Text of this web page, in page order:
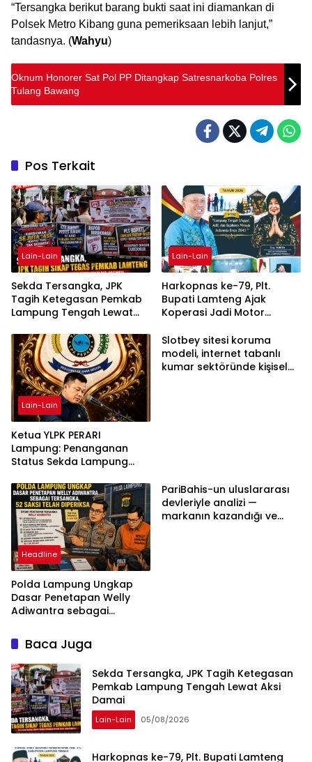
“Tersangka berikut barang bukti saat ini diamankan di
Polsek Metro Kibang guna pemeriksaan lebih lanjut,”
tandasnya. (Wahyu)
Oknum Honorer Sat Pol PP Ditangkap Satresnarkoba Polres
Tulang Bawang
Pos Terkait
Lain-Lain
Sekda Tersangka, JPK
Tagih Ketegasan Pemkab
Lampung Tengah Lewat
Lain-Lain
Harkopnas ke-79, Plt.
Bupati Lamteng Ajak
Koperasi Jadi Motor
Lain-Lain
Ketua YLPK PERARI
Lampung: Penanganan
Status Sekda Lampung
Berdasarkan Aturan,
Bukan Tekanan Opini
Slotbey sitesi koruma
modeli, internet tabanlı
kumar sektöründe kişisel
Headline
Polda Lampung Ungkap
Dasar Penetapan Welly
Adiwantra sebagai
Diperiksa
PariBahis-un uluslararası
devleriyle analizi —
markanın kazandığı ve
Baca Juga
Sekda Tersangka, JPK Tagih Ketegasan
Pemkab Lampung Tengah Lewat Aksi
Damai
Lain-Lain 05/08/2026
Harkopnas ke-79, Plt. Bupati Lamteng